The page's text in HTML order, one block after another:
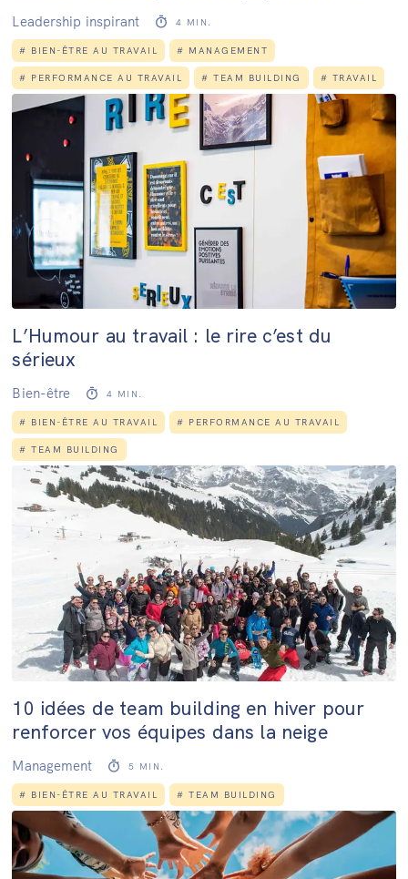
Leadership inspirant 4 MIN.
# BIEN-ÊTRE AU TRAVAIL # MANAGEMENT
# PERFORMANCE AU TRAVAIL #TEAM BUILDING # TRAVAIL
L’Humour au travail : le rire c’est du
sérieux
Bien-être 4 MIN.
# BIEN-ÊTRE AU TRAVAIL # PERFORMANCE AU TRAVAIL
#TEAM BUILDING
10 idées de team building en hiver pour
renforcer vos équipes dans la neige
Management 5 MIN.
# BIEN-ÊTRE AU TRAVAIL #TEAM BUILDING